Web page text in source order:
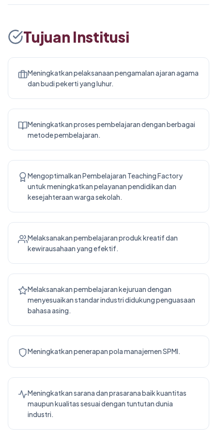
Tujuan Institusi
Meningkatkan pelaksanaan pengamalan ajaran agama
dan budi pekerti yang luhur.
Meningkatkan proses pembelajaran dengan berbagai
metode pembelajaran.
Mengoptimalkan Pembelajaran Teaching Factory
untuk meningkatkan pelayanan pendidikan dan
kesejahteraan warga sekolah.
Melaksanakan pembelajaran produk kreatif dan
kewirausahaan yang efektif.
Melaksanakan pembelajaran kejuruan dengan
menyesuaikan standar industri didukung penguasaan
bahasa asing.
Meningkatkan penerapan pola manajemen SPMI.
Meningkatkan sarana dan prasarana baik kuantitas
maupun kualitas sesuai dengan tuntutan dunia
industri.